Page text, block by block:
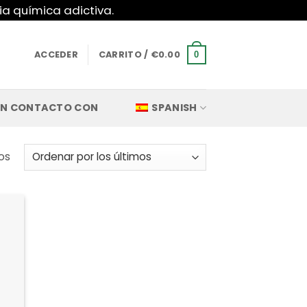
química adictiva.
ACCEDER CARRITO / €0.00 0
CONTACTO CON SPANISH
Ordenado
por